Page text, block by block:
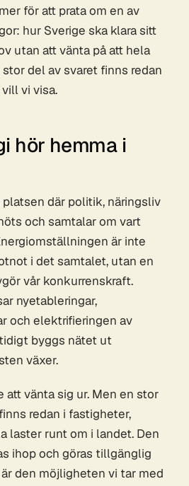
för att prata om en av
hur Sverige ska klara sitt
utan att vänta på att hela
del av svaret finns redan
vi visa.
hör hemma i
där politik, näringsliv
och samtalar om vart
är inte
i det samtalet, utan en
vår konkurrenskraft.
nyetableringar,
och elektrifieringen av
byggs nätet ut
växer.
att vänta sig ur. Men en stor
redan i fastigheter,
laster runt om i landet. Den
ihop och göras tillgänglig
den möjligheten vi tar med